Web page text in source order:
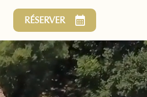
RÉSERVER